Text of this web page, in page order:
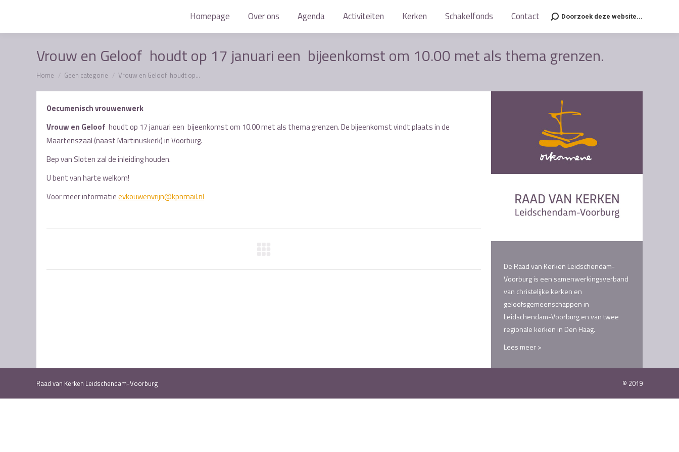
Homepage Over ons Agenda Activiteiten Kerken Schakelfonds Contact Search:Doorzoek deze website...
Vrouw en Geloof houdt op 17 januari een bijeenkomst om 10.00 met als thema grenzen.
Je bent hier:
Home Geen categorie Vrouw en Geloof houdt op…
Oecumenisch vrouwenwerk
Vrouw en Geloof houdt op 17 januari een bijeenkomst om 10.00 met als thema grenzen. De bijeenkomst vindt plaats in de
Maartenszaal (naast Martinuskerk) in Voorburg.
Bep van Sloten zal de inleiding houden.
U bent van harte welkom!
Voor meer informatieevkouwenvrijn@kpnmail.nl
De Raad van Kerken Leidschendam-
Voorburg is een samenwerkingsverband
van christelijke kerken en
geloofsgemeenschappen in
Leidschendam-Voorburg en van twee
regionale kerken in Den Haag.
Lees meer >
Raad van Kerken Leidschendam-Voorburg © 2019
Homepage Over ons Agenda Activiteiten Kerken Schakelfonds Contact Search:Doorzoek deze website...